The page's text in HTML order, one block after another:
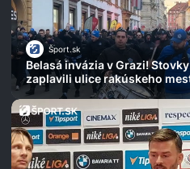
Šport.sk
Belasá invázia v Grazi!
zaplavili ulice rakúskeho